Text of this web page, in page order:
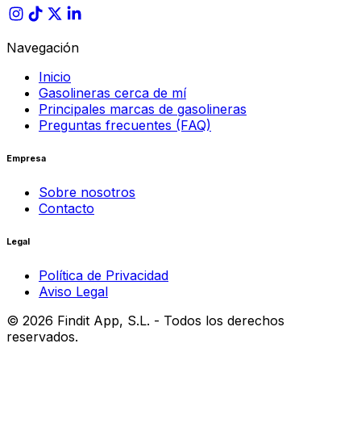
Navegación
Inicio
Gasolineras cerca de mí
Principales marcas de gasolineras
Preguntas frecuentes (FAQ)
Empresa
Sobre nosotros
Contacto
Legal
Política de Privacidad
Aviso Legal
© 2026 Findit App, S.L. - Todos los derechos
reservados.